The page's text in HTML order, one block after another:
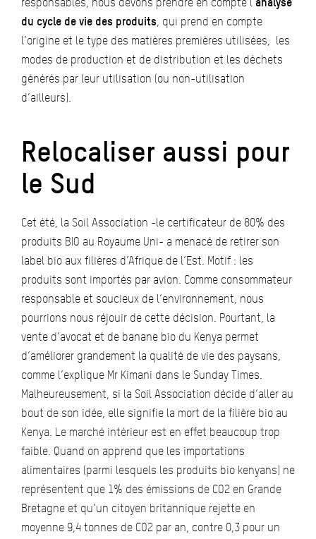
du cycle de vie des produits, qui prend en compte
l’origine et le type des matières premières utilisées, les
modes de production et de distribution et les déchets
générés par leur utilisation (ou non-utilisation
d’ailleurs).
Relocaliser aussi pour
le Sud
Cet été, la Soil Association -le certificateur de 80% des
produits BIO au Royaume Uni- a menacé de retirer son
label bio aux filières d’Afrique de l’Est. Motif : les
produits sont importés par avion. Comme consommateur
responsable et soucieux de l’environnement, nous
pourrions nous réjouir de cette décision. Pourtant, la
vente d’avocat et de banane bio du Kenya permet
d’améliorer grandement la qualité de vie des paysans,
comme l’explique Mr Kimani dans le Sunday Times.
Malheureusement, si la Soil Association décide d’aller au
bout de son idée, elle signifie la mort de la filière bio au
Kenya. Le marché intérieur est en effet beaucoup trop
faible. Quand on apprend que les importations
alimentaires (parmi lesquels les produits bio kenyans) ne
représentent que 1% des émissions de CO2 en Grande
Bretagne et qu’un citoyen britannique rejette en
moyenne 9,4 tonnes de CO2 par an, contre 0,3 pour un